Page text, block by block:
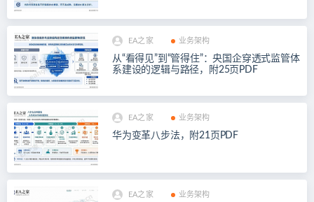
EA之家 业务架构
从“看得见”到“管得住”：央国企穿透式监管体
系建设的逻辑与路径，附25页PDF
EA之家 业务架构
华为变革八步法，附21页PDF
EA之家 业务架构